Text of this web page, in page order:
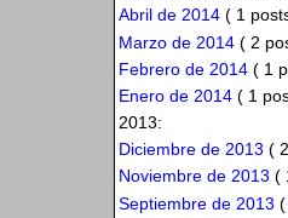
Abril de 2014( 1
Marzo de 2014( 2
Febrero de 2014( 1
Enero de 2014( 1
2013:
Diciembre de 2013 (
Noviembre de 2013 (
Septiembre de 2013